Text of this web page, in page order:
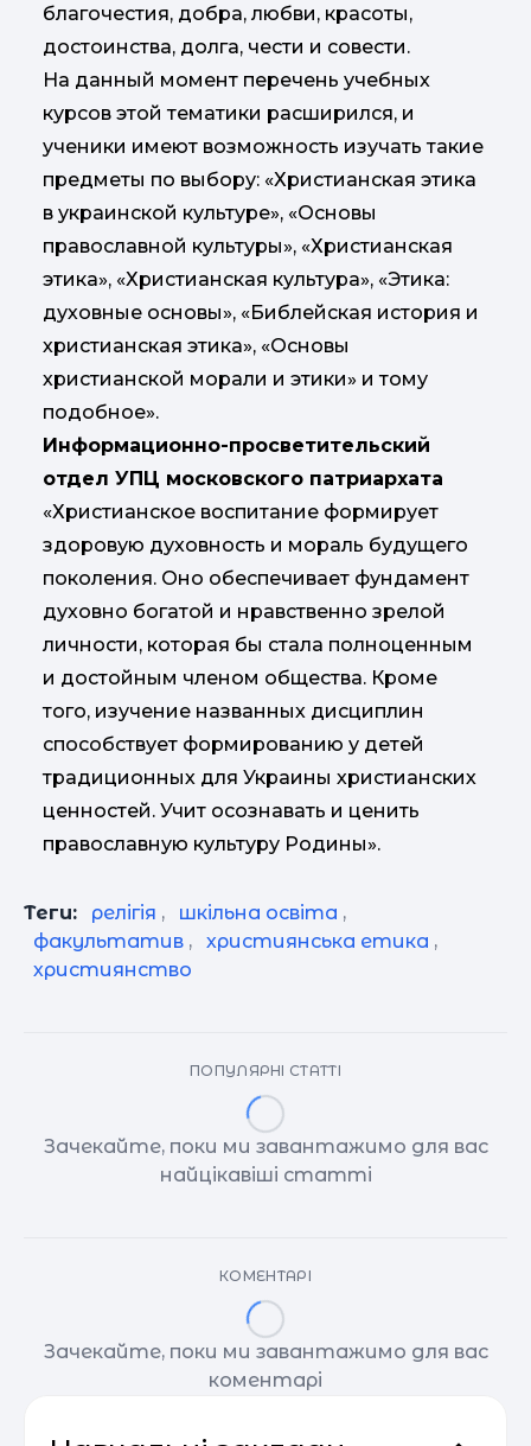
благочестия, добра, любви, красоты,
достоинства, долга, чести и совести.
На данный момент перечень учебных
курсов этой тематики расширился, и
ученики имеют возможность изучать такие
предметы по выбору: «Христианская этика
в украинской культуре», «Основы
православной культуры», «Христианская
этика», «Христианская культура», «Этика:
духовные основы», «Библейская история и
христианская этика», «Основы
христианской морали и этики» и тому
подобное».
Информационно-просветительский
отдел УПЦ московского патриархата
«Христианское воспитание формирует
здоровую духовность и мораль будущего
поколения. Оно обеспечивает фундамент
духовно богатой и нравственно зрелой
личности, которая бы стала полноценным
и достойным членом общества. Кроме
того, изучение названных дисциплин
способствует формированию у детей
традиционных для Украины христианских
ценностей. Учит осознавать и ценить
православную культуру Родины».
Теги: релігія , шкільна освіта ,
факультатив , християнська етика ,
християнство
ПОПУЛЯРНІ СТАТТІ
Зачекайте, поки ми завантажимо для вас
найцікавіші статті
КОМЕНТАРІ
Зачекайте, поки ми завантажимо для вас
коментарі